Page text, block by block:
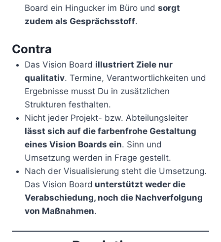
Board ein Hingucker im Büro und sorgt
zudem als Gesprächsstoff.
Contra
Das Vision Board illustriert Ziele nur
qualitativ. Termine, Verantwortlichkeiten und
Ergebnisse musst Du in zusätzlichen
Strukturen festhalten.
Nicht jeder Projekt- bzw. Abteilungsleiter
lässt sich auf die farbenfrohe Gestaltung
eines Vision Boards ein. Sinn und
Umsetzung werden in Frage gestellt.
Nach der Visualisierung steht die Umsetzung.
Das Vision Board unterstützt weder die
Verabschiedung, noch die Nachverfolgung
von Maßnahmen.